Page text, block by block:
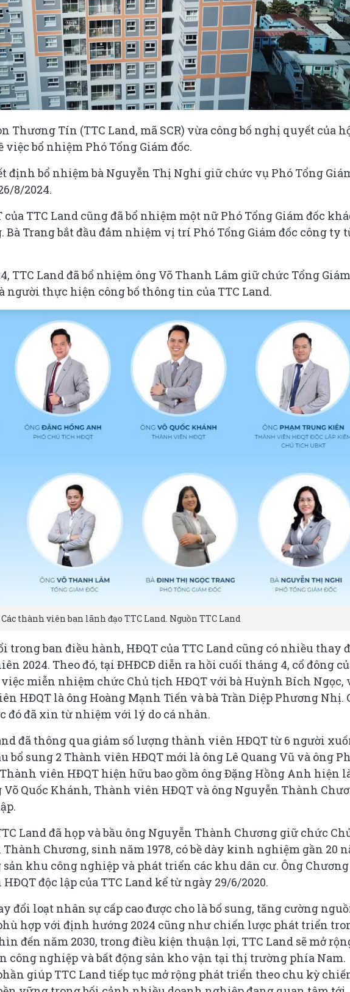
Thương Tín (TTC Land, mã SCR) vừa công bố nghị quyết của
bổ nhiệm Phó Tổng Giám đốc.
định bổ nhiệm bà Nguyễn Thị Nghi giữ chức vụ Phó Tổng
8/2024.
của TTC Land cũng đã bổ nhiệm một nữ Phó Tổng Giám đốc
Bà Trang bắt đầu đảm nhiệm vị trí Phó Tổng Giám đốc công ty
TTC Land đã bổ nhiệm ông Võ Thanh Lâm giữ chức Tổng Giám
người thực hiện công bố thông tin của TTC Land.
Các thành viên ban lãnh đạo TTC Land. Nguồn TTC Land
trong ban điều hành, HĐQT của TTC Land cũng có nhiều thay
2024. Theo đó, tại ĐHĐCĐ diễn ra hồi cuối tháng 4, cổ đông
việc miễn nhiệm chức Chủ tịch HĐQT với bà Huỳnh Bích Ngọc,
HĐQT là ông Hoàng Mạnh Tiến và bà Trần Diệp Phương Nhị.
đó đã xin từ nhiệm với lý do cá nhân.
đã thông qua giảm số lượng thành viên HĐQT từ 6 người
bổ sung 2 Thành viên HĐQT mới là ông Lê Quang Vũ và ông
viên HĐQT hiện hữu bao gồm ông Đặng Hồng Anh hiện
Võ Quốc Khánh, Thành viên HĐQT và ông Nguyễn Thành
Land đã họp và bầu ông Nguyễn Thành Chương giữ chức
Chương, sinh năm 1978, có bề dày kinh nghiệm gần 20
khu công nghiệp và phát triển các khu dân cư. Ông Chương
độc lập của TTC Land kể từ ngày 29/6/2020.
đổi loạt nhân sự cấp cao được cho là bổ sung, tăng cường
hợp với định hướng 2024 cũng như chiến lược phát triển
đến năm 2030, trong điều kiện thuận lợi, TTC Land sẽ mở
công nghiệp và bất động sản kho vận tại thị trường phía Nam.
giúp TTC Land tiếp tục mở rộng phát triển theo chu kỳ